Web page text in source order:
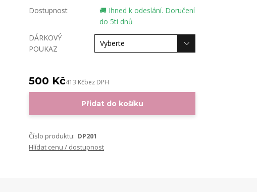
Dostupnost
🚚 Ihned k odeslání. Doručení
do 5ti dnů
DÁRKOVÝ
POUKAZ
500 Kč413 Kčbez DPH
Přidat do košíku
Číslo produktu: DP201
Hlídat cenu / dostupnost